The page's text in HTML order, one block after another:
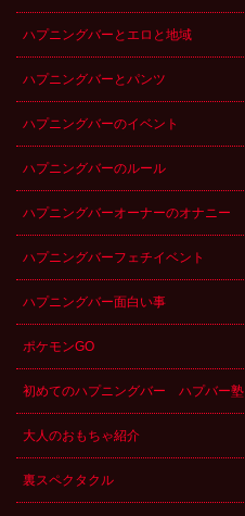
ハプニングバーとエロと地域
ハプニングバーとパンツ
ハプニングバーのイベント
ハプニングバーのルール
ハプニングバーオーナーのオナニー
ハプニングバーフェチイベント
ハプニングバー面白い事
ポケモンGO
初めてのハプニングバー ハプバー塾
大人のおもちゃ紹介
裏スペクタクル